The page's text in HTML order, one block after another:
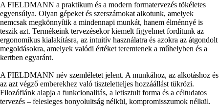
A FIELDMANN a praktikum és a modern formatervezés tökéletes
egyensúlya. Olyan gépeket és szerszámokat alkotunk, amelyek
nemcsak megkönnyítik a mindennapi munkát, hanem élménnyé is
teszik azt. Termékeink tervezésekor kiemelt figyelmet fordítunk az
ergonomikus kialakításra, az intuitív használatra és azokra az átgondolt
megoldásokra, amelyek valódi értéket teremtenek a műhelyben és a
kertben egyaránt.
A FIELDMANN név szemléletet jelent. A munkához, az alkotáshoz és
az azt végző emberekhez való tiszteletteljes hozzáállást tükrözi.
Filozófiánk alapja a funkcionalitás, a letisztult forma és a céltudatos
tervezés – felesleges bonyolultság nélkül, kompromisszumok nélkül.